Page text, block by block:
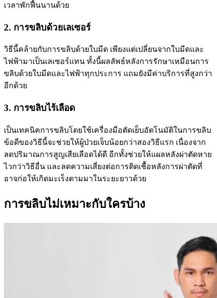
เวลาพักฟื้นนานด้วย
2. การขลิบด้วยเลเซอร์
วิธีนี้คล้ายกับการขลิบด้วยใบมีด เพียงแต่เปลี่ยนจากใบมีดและ
ไฟฟ้ามาเป็นเลเซอร์แทน ทั้งนี้ผลลัพธ์หลังการรักษาเหมือนการ
ขลิบด้วยใบมีดและไฟฟ้าทุกประการ แถมยังมีค่าบริการที่สูงกว่า
อีกด้วย
3. การขลิบไร้เลือด
เป็นเทคนิคการขลิบโดยใช้เครื่องมือตัดเย็บอัตโนมัติในการขลิบ
ข้อดีของวิธีนี้จะช่วยให้ผู้ป่วยเจ็บน้อยกว่าสองวิธีแรก เนื่องจาก
ลดปริมาณการสูญเสียเลือดได้ดี อีกทั้งช่วยให้แผลหลังผ่าตัดหาย
ไวกว่าวิธีอื่น และลดความเสี่ยงต่อการติดเชื้อหลังการผ่าตัดที่
อาจก่อให้เกิดมะเร็งตามมาในระยะยาวด้วย
การขลิบไม่เหมาะกับใครบ้าง